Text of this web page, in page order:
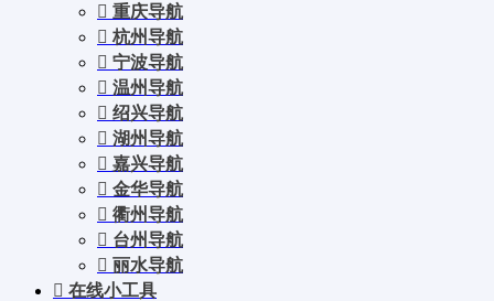
重庆导航
杭州导航
宁波导航
温州导航
绍兴导航
湖州导航
嘉兴导航
金华导航
衢州导航
台州导航
丽水导航
在线小工具